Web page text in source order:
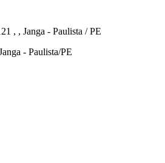
, , Janga - Paulista /PE
- Paulista/PE